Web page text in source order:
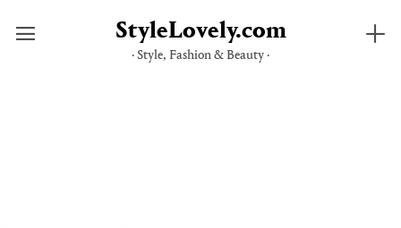
StyleLovely.com
· Style, Fashion & Beauty ·